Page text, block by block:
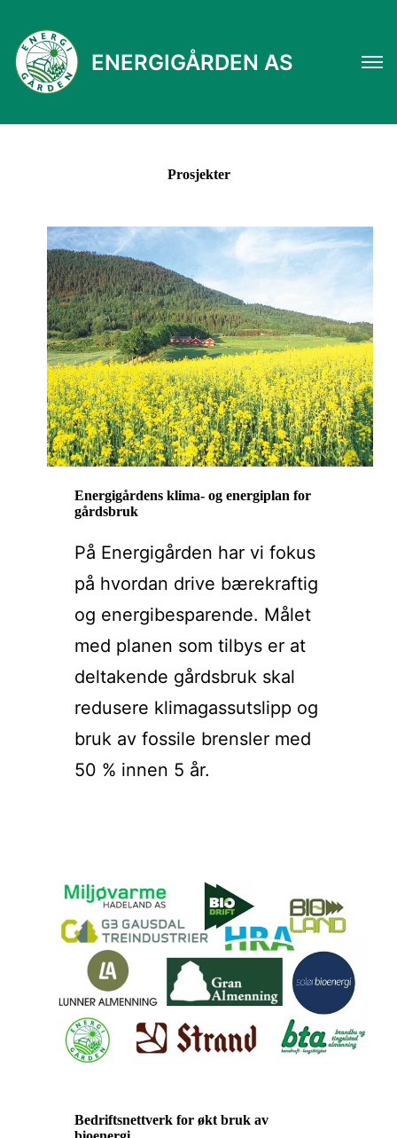
ENERGIGÅRDEN AS
Prosjekter
Energigårdens klima- og energiplan for
gårdsbruk
På Energigården har vi fokus
på hvordan drive bærekraftig
og energibesparende. Målet
med planen som tilbys er at
deltakende gårdsbruk skal
redusere klimagassutslipp og
bruk av fossile brensler med
50 % innen 5 år.
Bedriftsnettverk for økt bruk av